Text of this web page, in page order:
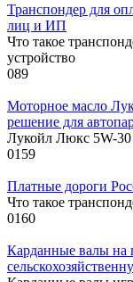
Транспондер для
лиц и ИП
Что такое
устройство
089
Моторное масло
решение для
Лукойл Люкс 5W-30
0159
Платные дороги
Что такое
0160
Карданные валы на